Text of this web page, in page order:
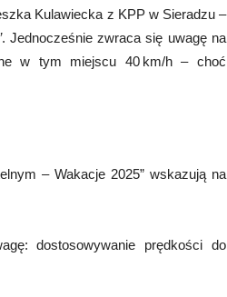
Kulawiecka z KPP w Sieradzu –
. Jednocześnie zwraca się uwagę na
w tym miejscu 40 km/h – choć
– Wakacje 2025” wskazują na
dostosowywanie prędkości do